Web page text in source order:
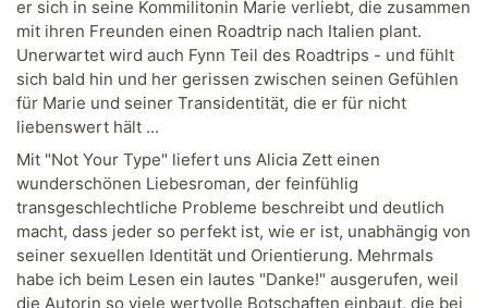
er sich in seine Kommilitonin Marie verliebt, die zusammen
mit ihren Freunden einen Roadtrip nach Italien plant.
Unerwartet wird auch Fynn Teil des Roadtrips - und fühlt
sich bald hin und her gerissen zwischen seinen Gefühlen
für Marie und seiner Transidentität, die er für nicht
liebenswert hält ...
Mit "Not Your Type" liefert uns Alicia Zett einen
wunderschönen Liebesroman, der feinfühlig
transgeschlechtliche Probleme beschreibt und deutlich
macht, dass jeder so perfekt ist, wie er ist, unabhängig von
seiner sexuellen Identität und Orientierung. Mehrmals
habe ich beim Lesen ein lautes "Danke!" ausgerufen, weil
die Autorin so viele wertvolle Botschaften einbaut, die bei